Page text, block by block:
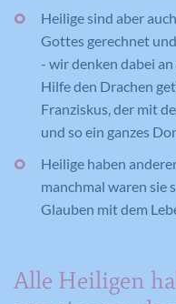
Heilige sind aber
Gottes gerechnet
- wir denken dabei
Hilfe den Drachen
Franziskus, der mit
und so ein ganzes
Heilige haben
manchmal waren sie
Glauben mit dem
Alle Heiligen